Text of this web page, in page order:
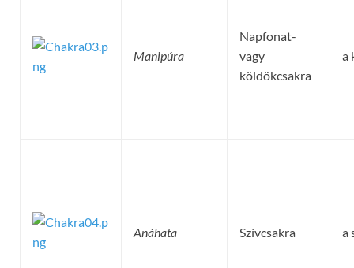
Manipúra
Napfonat-
vagy
köldökcsakra
a
Anáhata Szívcsakra a